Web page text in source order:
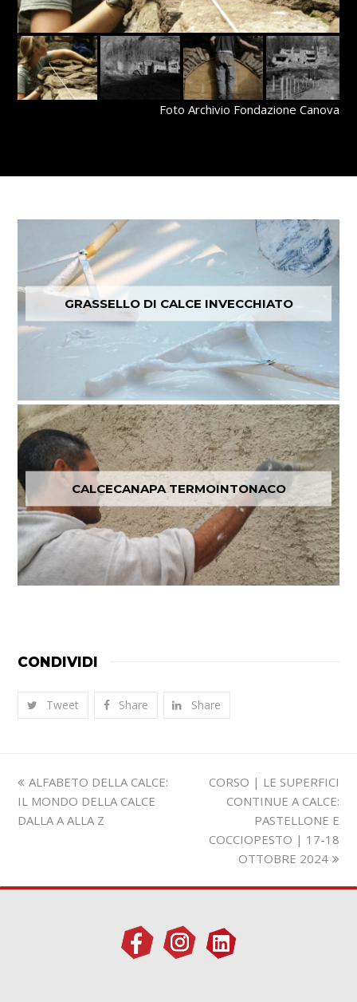
Foto Archivio Fondazione Canova
GRASSELLO DI CALCE INVECCHIATO
CALCECANAPA TERMOINTONACO
CONDIVIDI
Tweet Share Share
Slide
precedente:
ALFABETO DELLA CALCE:
IL MONDO DELLA CALCE
DALLA A ALLA Z
visualizza
articolo:
CORSO | LE SUPERFICI
CONTINUE A CALCE:
PASTELLONE E
COCCIOPESTO | 17-18
OTTOBRE 2024